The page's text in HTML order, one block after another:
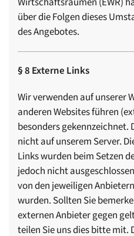
über die Folgen dieses
des Angebotes.
§ 8 Externe Links
Wir verwenden auf unserer
anderen Websites führen
besonders gekennzeichnet.
nicht auf unserem Server.
Links wurden beim Setzen
jedoch nicht
von den jeweiligen
wurden. Sollten Sie
externen Anbieter gegen
teilen Sie uns dies bitte mit.